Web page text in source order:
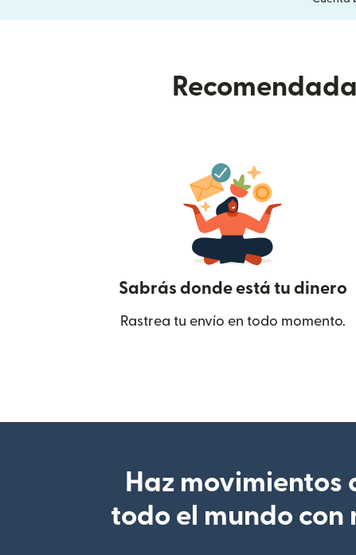
Sabrás donde está tu dinero
Rastrea tu envío en todo momento.
Haz movimientos
todo el mundo con